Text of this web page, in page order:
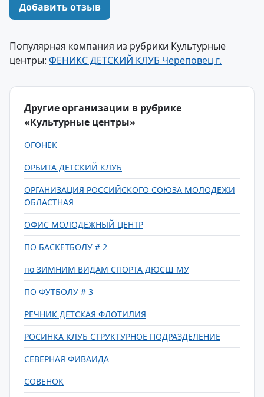
Добавить отзыв
Популярная компания из рубрики Культурные
центры: ФЕНИКС ДЕТСКИЙ КЛУБ Череповец г.
Другие организации в рубрике
«Культурные центры»
ОГОНЕК
ОРБИТА ДЕТСКИЙ КЛУБ
ОРГАНИЗАЦИЯ РОССИЙСКОГО СОЮЗА МОЛОДЕЖИ
ОБЛАСТНАЯ
ОФИС МОЛОДЕЖНЫЙ ЦЕНТР
ПО БАСКЕТБОЛУ # 2
по ЗИМНИМ ВИДАМ СПОРТА ДЮСШ МУ
ПО ФУТБОЛУ # 3
РЕЧНИК ДЕТСКАЯ ФЛОТИЛИЯ
РОСИНКА КЛУБ СТРУКТУРНОЕ ПОДРАЗДЕЛЕНИЕ
СЕВЕРНАЯ ФИВАИДА
СОВЕНОК